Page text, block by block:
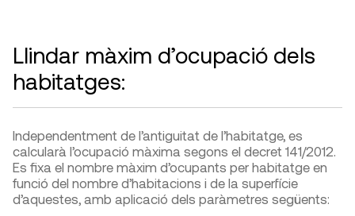
Llindar màxim d’ocupació dels
habitatges:
Independentment de l’antiguitat de l’habitatge, es
calcularà l’ocupació màxima segons el decret 141/2012.
Es fixa el nombre màxim d’ocupants per habitatge en
funció del nombre d’habitacions i de la superfície
d’aquestes, amb aplicació dels paràmetres següents: